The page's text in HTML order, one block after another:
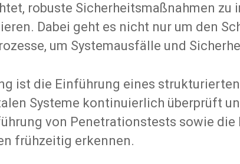
robuste Sicherheitsmaßnahmen zu
Dabei geht es nicht nur um den
um Systemausfälle und
ist die Einführung eines
Systeme kontinuierlich überprüft
von Penetrationstests sowie
frühzeitig erkennen.